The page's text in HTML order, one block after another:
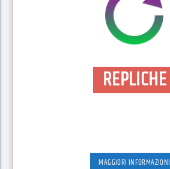
REPLICHE
MAGGIORI INFORMAZIONI